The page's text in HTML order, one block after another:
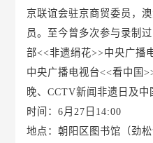
京联谊会驻京商贸委员，
员。至今曾多次参与录制
部<<非遗绢花>>中央广播
中央广播电视台<<看中国
晚、CCTV新闻非遗日及中
时间：6月27日14:00
地点：朝阳区图书馆（劲